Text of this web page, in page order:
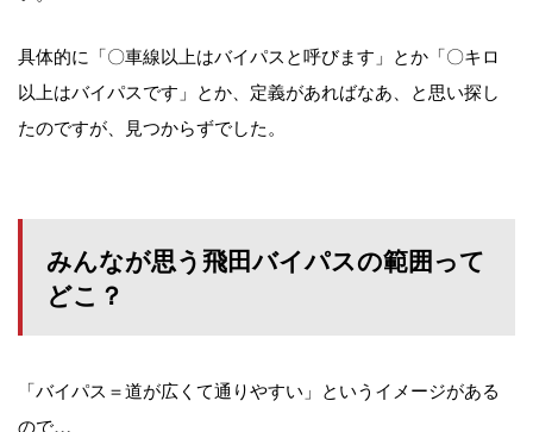
具体的に「〇車線以上はバイパスと呼びます」とか「〇キロ
以上はバイパスです」とか、定義があればなあ、と思い探し
たのですが、見つからずでした。
みんなが思う飛田バイパスの範囲って
どこ？
「バイパス＝道が広くて通りやすい」というイメージがある
ので…